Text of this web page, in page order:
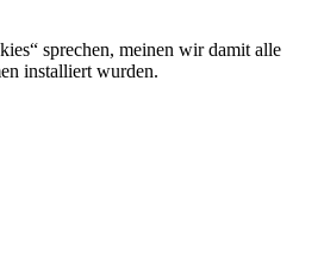
sprechen, meinen wir damit alle
installiert wurden.